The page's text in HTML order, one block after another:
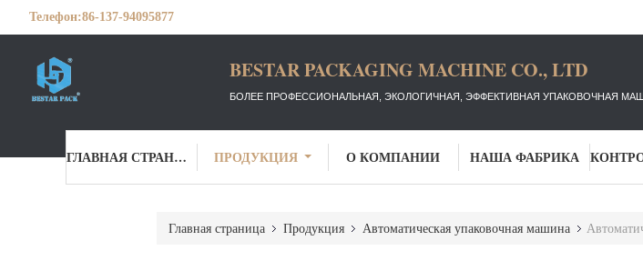
Телефон:86-137-94095877
BESTAR PACKAGING MACHINE CO., LTD
БОЛЕЕ ПРОФЕССИОНАЛЬНАЯ, ЭКОЛОГИЧНАЯ, ЭФФЕКТИВНАЯ УПАКОВОЧНАЯ
ГЛАВНАЯ СТРАНИЦА ПРОДУКЦИЯ О КОМПАНИИ НАША ФАБРИКА
Главная страница Продукция Автоматическая упаковочная машина